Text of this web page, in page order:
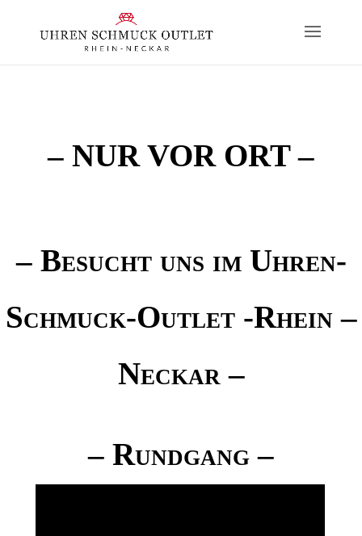
– NUR VOR ORT –
– Besucht uns im Uhren-
Schmuck-Outlet -Rhein –
Neckar –
– Rundgang –